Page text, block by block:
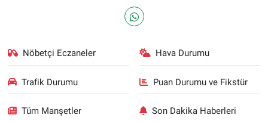
Nöbetçi Eczaneler Hava Durumu
Trafik Durumu Puan Durumu ve Fikstür
Tüm Manşetler Son Dakika Haberleri